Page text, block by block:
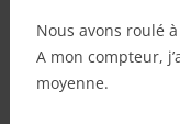
Nous avons roulé
A mon compteur,
moyenne.